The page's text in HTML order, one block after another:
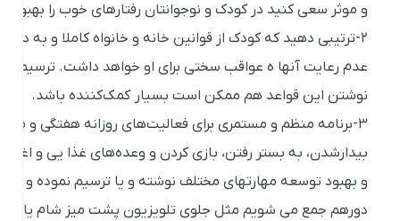
و موثر سعی کنید در کودک و نوجوانتان رفتارهای خوب را بهبود و
۲-ترتیبی دهید که کودک از قوانین خانه و خانواه کاملا و به درستی
عدم رعایت آنها ه عواقب سختی برای او خواهد داشت. ترسیم و
نوشتن این قواعد هم ممکن است بسیار کمک‌کننده باشد.
۳-برنامه منظم و مستمری برای فعالیت‌های روزانه هفتگی و ماهانه
بیدارشدن، به بستر رفتن، بازی کردن و وعده‌های غذا یی و اغذیه
و بهبود توسعه مهارتهای مختلف نوشته و یا ترسیم نموده و در
دورهم جمع می شویم مثل جلوی تلویزیون پشت میز شام یا در